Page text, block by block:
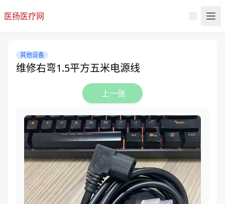
医扬医疗网
其他设备
维修右弯1.5平方五米电源线
上一张